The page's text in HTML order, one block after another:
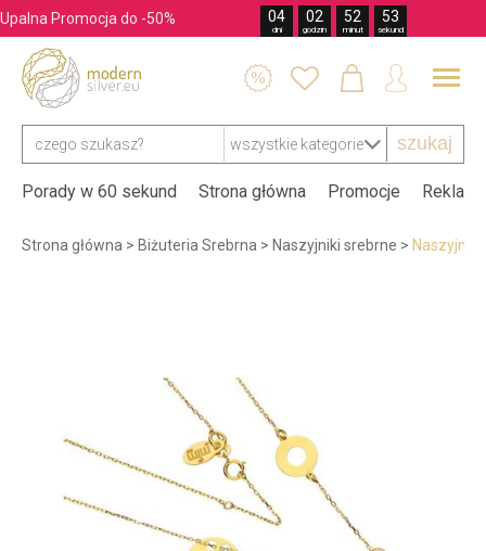
Upalna Promocja do -50% 04
dni
02
godzin
52
minut
52
sekund
szukaj
   
Porady w 60 sekund Strona główna Promocje
Strona główna > Biżuteria Srebrna > Naszyjniki srebrne > Naszyjnik